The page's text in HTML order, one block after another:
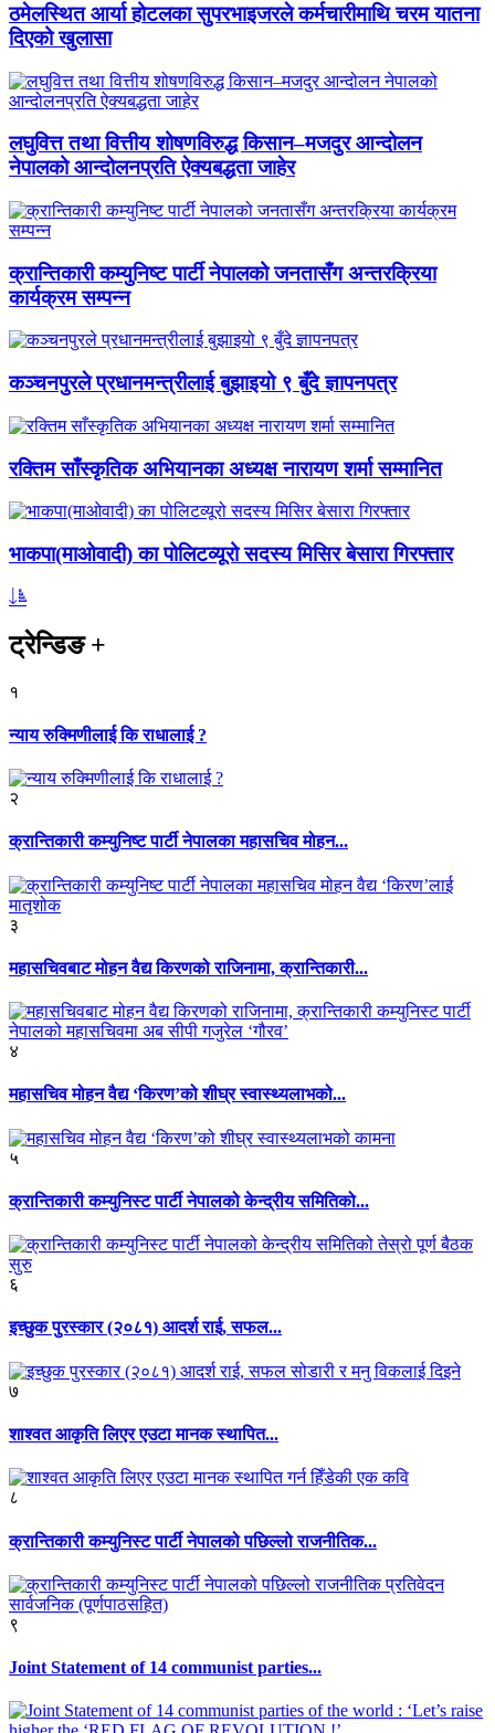
ठमेलस्थित आर्या होटलका सुपरभाइजरले कर्मचारीमाथि चरम यातना
दिएको खुलासा
लघुवित्त तथा वित्तीय शोषणविरुद्ध किसान–मजदुर आन्दोलन
नेपालको आन्दोलनप्रति ऐक्यबद्धता जाहेर
क्रान्तिकारी कम्युनिष्ट पार्टी नेपालको जनतासँग अन्तरक्रिया
कार्यक्रम सम्पन्न
कञ्चनपुरले प्रधानमन्त्रीलाई बुझाइयो ९ बुँदे ज्ञापनपत्र
रक्तिम साँस्कृतिक अभियानका अध्यक्ष नारायण शर्मा सम्मानित
भाकपा(माओवादी) का पोलिटव्यूरो सदस्य मिसिर बेसारा गिरफ्तार
ट्रेन्डिङ+
१
न्याय रुक्मिणीलाई कि राधालाई ?
२
क्रान्तिकारी कम्युनिष्ट पार्टी नेपालका महासचिव मोहन...
३
महासचिवबाट मोहन वैद्य किरणको राजिनामा, क्रान्तिकारी...
४
महासचिव मोहन वैद्य ‘किरण’को शीघ्र स्वास्थ्यलाभको...
५
क्रान्तिकारी कम्युनिस्ट पार्टी नेपालको केन्द्रीय समितिको...
६
इच्छुक पुरस्कार (२०८१) आदर्श राई, सफल...
७
शाश्वत आकृति लिएर एउटा मानक स्थापित...
८
क्रान्तिकारी कम्युनिस्ट पार्टी नेपालको पछिल्लो राजनीतिक...
९
Joint Statement of 14 communist parties...